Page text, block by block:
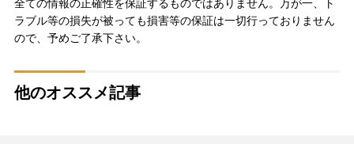
全ての情報の正確性を保証するものではありません。万が一、ト
ラブル等の損失が被っても損害等の保証は一切行っておりません
ので、予めご了承下さい。
他のオススメ記事